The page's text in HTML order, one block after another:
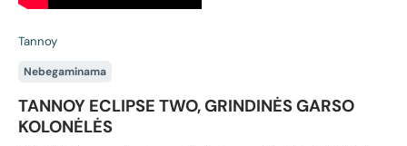
Tannoy
Nebegaminama
TANNOY ECLIPSE TWO, GRINDINĖS GARSO
KOLONĖLĖS